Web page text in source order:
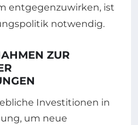
entgegenzuwirken, ist
notwendig.
ZUR B
H
Investitionen in
um neue